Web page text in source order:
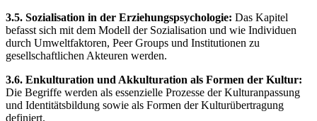
3.5. Sozialisation in der Erziehungspsychologie: Das Kapitel
befasst sich mit dem Modell der Sozialisation und wie Individuen
durch Umweltfaktoren, Peer Groups und Institutionen zu
gesellschaftlichen Akteuren werden.
3.6. Enkulturation und Akkulturation als Formen der Kultur:
Die Begriffe werden als essenzielle Prozesse der Kulturanpassung
und Identitätsbildung sowie als Formen der Kulturübertragung
definiert.